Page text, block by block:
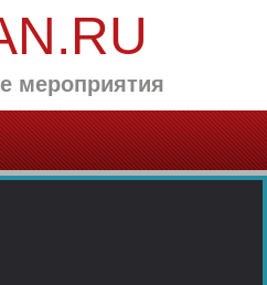
мероприятия